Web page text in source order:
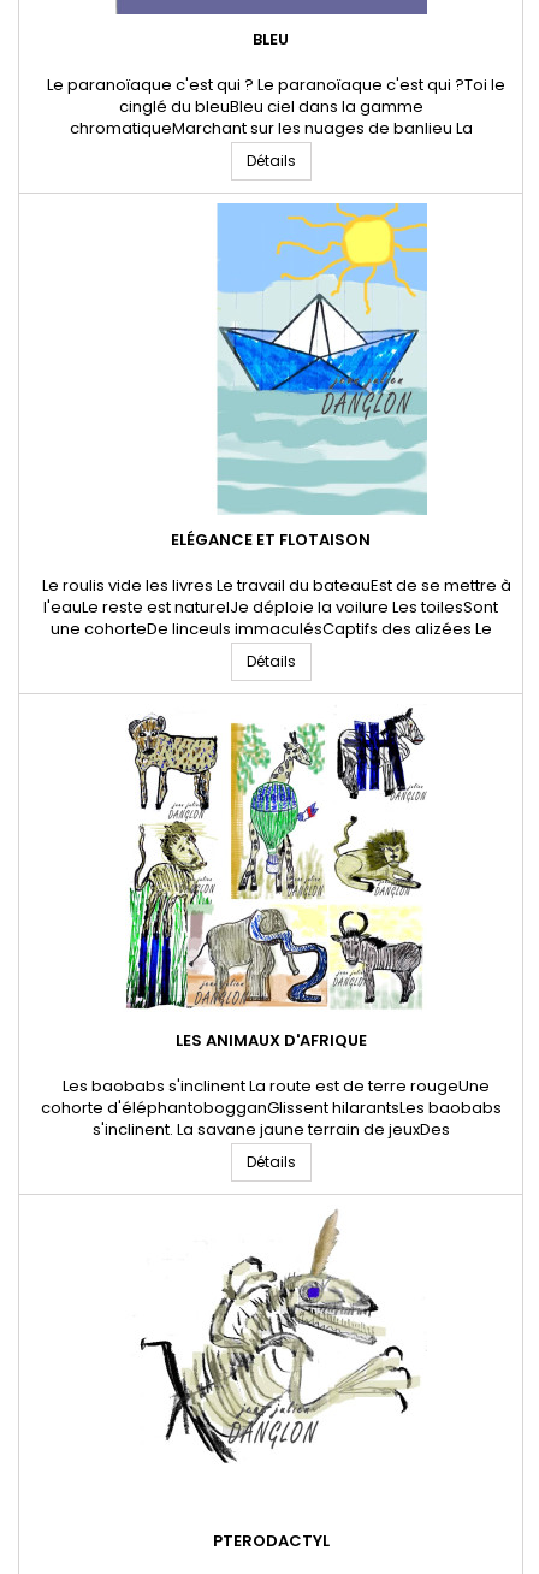
BLEU
Le paranoïaque c'est qui ? Le paranoïaque c'est qui ?Toi le
cinglé du bleuBleu ciel dans la gamme
chromatiqueMarchant sur les nuages de banlieu La
goéletteScintille sous le bleu outremerLe marlin
prophète Tricote les vagues échevelées éphémères Le bleu
de prusseImprime les feuilles vélinDe caractères
bicéphalesIndélibiles 12 Avril 2024 * Jean-Julien...
Détails
ELÉGANCE ET FLOTAISON
Le roulis vide les livres Le travail du bateauEst de se mettre à
l'eauLe reste est naturelJe déploie la voilure Les toilesSont
une cohorteDe linceuls immaculésCaptifs des alizées Le
roulis vide les livresDe leurs caractères d'imprimerieLe papier
vélin se mouille d'eau de merPour apparaître parchemin Le
battement des voilesEtend de l'ancre de chineEn...
Détails
LES ANIMAUX D'AFRIQUE
Les baobabs s'inclinent La route est de terre rougeUne
cohorte d'éléphantobogganGlissent hilarantsLes baobabs
s'inclinent. La savane jaune terrain de jeuxDes
yennerevèches aux dents blanchesEt des gnoutoutous aux
longues jambes.L'entrée de l'arène est gratuite. Les
baboinstsointsoins sur leurs échassesSurveillent le
lointain.Des rires éclatentQuand les...
Détails
PTERODACTYL